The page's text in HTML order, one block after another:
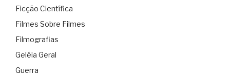
Ficção Científica
Filmes Sobre Filmes
Filmografias
Geléia Geral
Guerra